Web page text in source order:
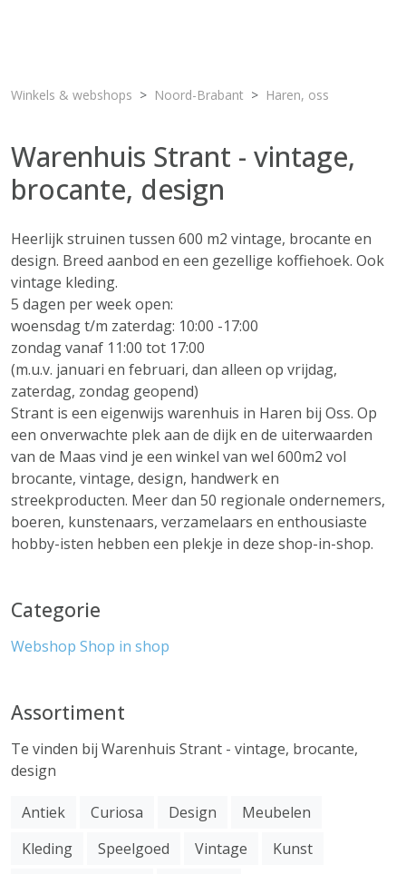
Winkels & webshops Noord-Brabant Haren, oss
Warenhuis Strant - vintage,
brocante, design
Heerlijk struinen tussen 600 m2 vintage, brocante en
design. Breed aanbod en een gezellige koffiehoek. Ook
vintage kleding.
5 dagen per week open:
woensdag t/m zaterdag: 10:00 -17:00
zondag vanaf 11:00 tot 17:00
(m.u.v. januari en februari, dan alleen op vrijdag,
zaterdag, zondag geopend)
Strant is een eigenwijs warenhuis in Haren bij Oss. Op
een onverwachte plek aan de dijk en de uiterwaarden
van de Maas vind je een winkel van wel 600m2 vol
brocante, vintage, design, handwerk en
streekproducten. Meer dan 50 regionale ondernemers,
boeren, kunstenaars, verzamelaars en enthousiaste
hobby-isten hebben een plekje in deze shop-in-shop.
Categorie
Webshop Shop in shop
Assortiment
Te vinden bij Warenhuis Strant - vintage, brocante,
design
Antiek Curiosa Design
Meubelen
Kleding
Speelgoed Vintage
Kunst